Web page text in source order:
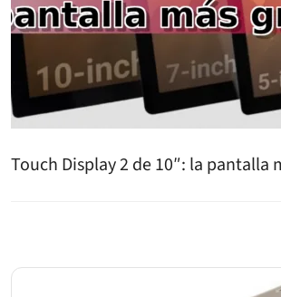
Touch Display 2 de 10″: la pantalla